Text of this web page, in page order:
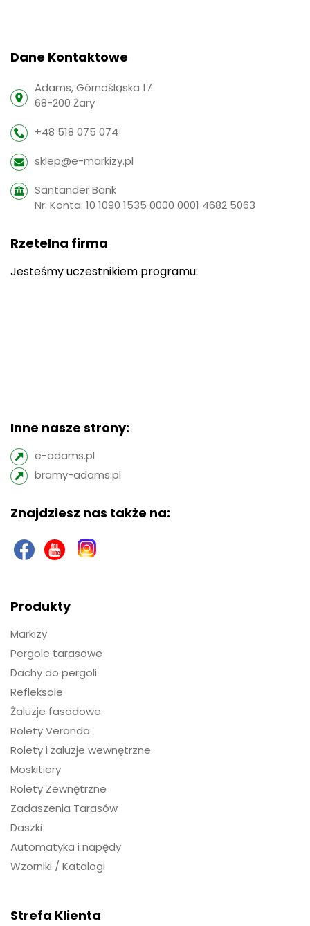
Dane Kontaktowe
Adams, Górnośląska 17
68-200 Żary
+48 518 075 074
sklep@e-markizy.pl
Santander Bank
Nr. Konta: 10 1090 1535 0000 0001 4682 5063
Rzetelna firma
Jesteśmy uczestnikiem programu:
Inne nasze strony:
e-adams.pl
bramy-adams.pl
Znajdziesz nas także na:
Produkty
Markizy
Pergole tarasowe
Dachy do pergoli
Refleksole
Żaluzje fasadowe
Rolety Veranda
Rolety i żaluzje wewnętrzne
Moskitiery
Rolety Zewnętrzne
Zadaszenia Tarasów
Daszki
Automatyka i napędy
Wzorniki / Katalogi
Strefa Klienta